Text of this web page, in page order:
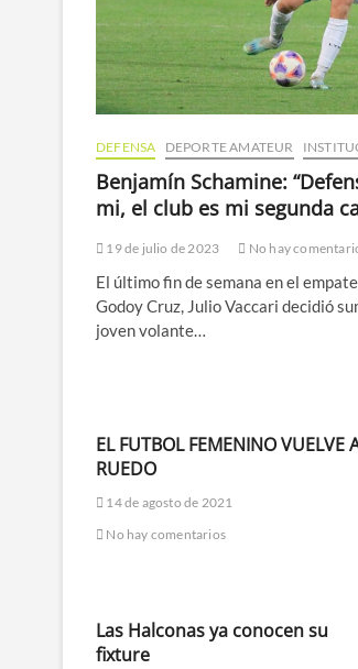
DEFENSA DEPORTE AMATEUR
Benjamín Schamine:
mi, el club es mi segunda
19 de julio de 2023 No hay
El último fin de semana en el
Godoy Cruz, Julio Vaccari decidió
joven volante…
EL FUTBOL FEMENINO VUELVE
RUEDO
14 de agosto de 2021
No hay comentarios
Las Halconas ya conocen su
fixture